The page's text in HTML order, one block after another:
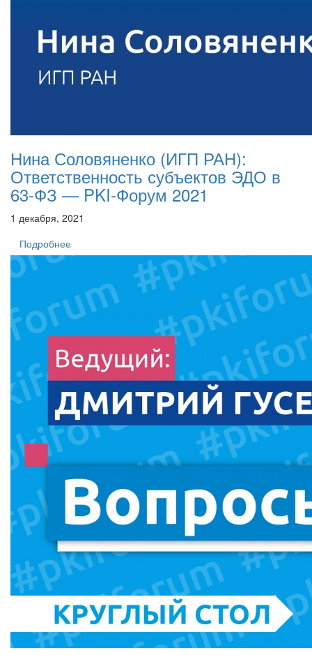
Нина Соловяненко (ИГП РАН):
Ответственность субъектов ЭДО в
63-ФЗ — PKI-Форум 2021
1 декабря, 2021
Подробнее